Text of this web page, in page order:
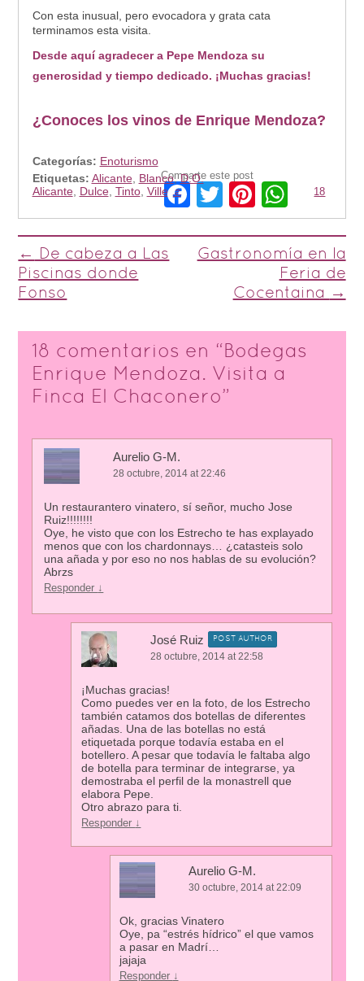
Con esta inusual, pero evocadora y grata cata
terminamos esta visita.
Desde aquí agradecer a Pepe Mendoza su
generosidad y tiempo dedicado. ¡Muchas gracias!
¿Conoces los vinos de Enrique Mendoza?
Categorías: Enoturismo
Etiquetas: Alicante, Blanco,D.O.
Alicante, Dulce, Tinto, Villena
Comparte este post
Facebook
TwitterPinterest
18
Post navigation
←
De cabeza a Las
Piscinas donde
Fonso
Gastronomía en la
Feria de
Cocentaina
→
18 comentarios en “ Bodegas
Enrique Mendoza. Visita a
Finca El Chaconero”
Aurelio G-M.
28 octubre, 2014 at 22:46
Un restaurantero vinatero, sí señor, mucho Jose
Ruiz!!!!!!!!
Oye, he visto que con los Estrecho te has explayado
menos que con los chardonnays… ¿catasteis solo
una añada y por eso no nos hablas de su evolución?
Abrzs
Responder ↓
José Ruiz POST AUTHOR
28 octubre, 2014 at 22:58
¡Muchas gracias!
Como puedes ver en la foto, de los Estrecho
también catamos dos botellas de diferentes
añadas. Una de las botellas no está
etiquetada porque todavía estaba en el
botellero. A pesar que todavía le faltaba algo
de botella para terminar de integrarse, ya
demostraba el perfil de la monastrell que
elabora Pepe.
Otro abrazo para ti.
Responder ↓
Aurelio G-M.
30 octubre, 2014 at 22:09
Ok, gracias Vinatero
Oye, pa “estrés hídrico” el que vamos
a pasar en Madrí…
jajaja
Responder ↓